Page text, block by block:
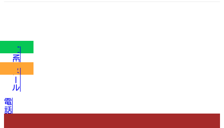
LINE
メール
電話